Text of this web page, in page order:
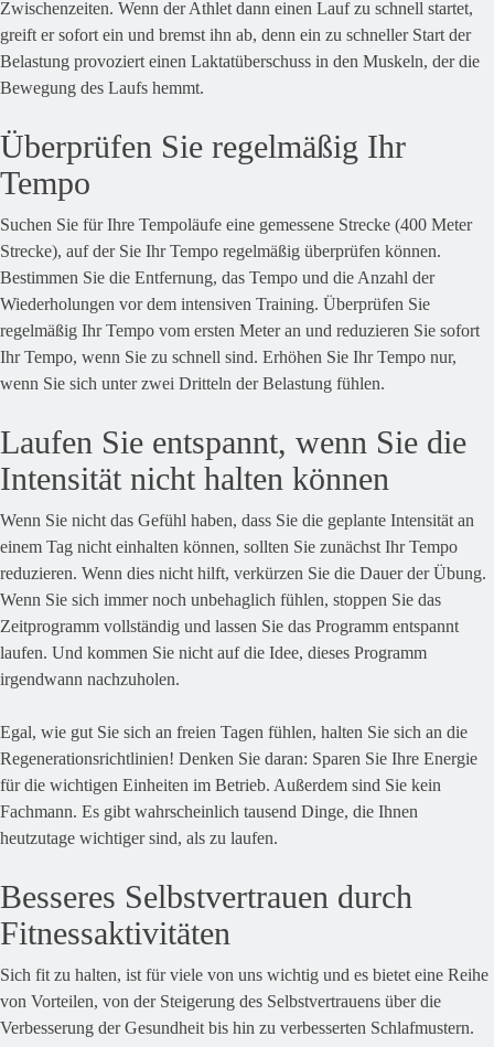
Zwischenzeiten. Wenn der Athlet dann einen Lauf zu schnell startet,
greift er sofort ein und bremst ihn ab, denn ein zu schneller Start der
Belastung provoziert einen Laktatüberschuss in den Muskeln, der die
Bewegung des Laufs hemmt.
Überprüfen Sie regelmäßig Ihr
Tempo
Suchen Sie für Ihre Tempoläufe eine gemessene Strecke (400 Meter
Strecke), auf der Sie Ihr Tempo regelmäßig überprüfen können.
Bestimmen Sie die Entfernung, das Tempo und die Anzahl der
Wiederholungen vor dem intensiven Training. Überprüfen Sie
regelmäßig Ihr Tempo vom ersten Meter an und reduzieren Sie sofort
Ihr Tempo, wenn Sie zu schnell sind. Erhöhen Sie Ihr Tempo nur,
wenn Sie sich unter zwei Dritteln der Belastung fühlen.
Laufen Sie entspannt, wenn Sie die
Intensität nicht halten können
Wenn Sie nicht das Gefühl haben, dass Sie die geplante Intensität an
einem Tag nicht einhalten können, sollten Sie zunächst Ihr Tempo
reduzieren. Wenn dies nicht hilft, verkürzen Sie die Dauer der Übung.
Wenn Sie sich immer noch unbehaglich fühlen, stoppen Sie das
Zeitprogramm vollständig und lassen Sie das Programm entspannt
laufen. Und kommen Sie nicht auf die Idee, dieses Programm
irgendwann nachzuholen.
Egal, wie gut Sie sich an freien Tagen fühlen, halten Sie sich an die
Regenerationsrichtlinien! Denken Sie daran: Sparen Sie Ihre Energie
für die wichtigen Einheiten im Betrieb. Außerdem sind Sie kein
Fachmann. Es gibt wahrscheinlich tausend Dinge, die Ihnen
heutzutage wichtiger sind, als zu laufen.
Besseres Selbstvertrauen durch
Fitnessaktivitäten
Sich fit zu halten, ist für viele von uns wichtig und es bietet eine Reihe
von Vorteilen, von der Steigerung des Selbstvertrauens über die
Verbesserung der Gesundheit bis hin zu verbesserten Schlafmustern.